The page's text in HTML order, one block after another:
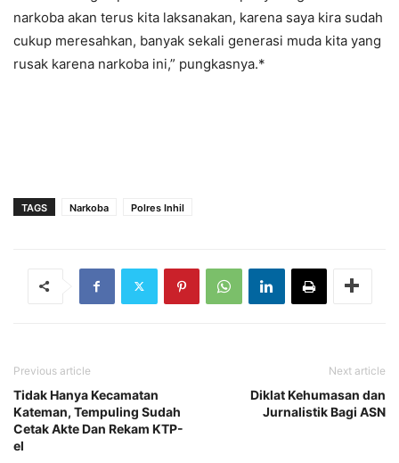
narkoba akan terus kita laksanakan, karena saya kira sudah
cukup meresahkan, banyak sekali generasi muda kita yang
rusak karena narkoba ini,” pungkasnya.*
TAGS Narkoba Polres Inhil
Previous article
Tidak Hanya Kecamatan
Kateman, Tempuling Sudah
Cetak Akte Dan Rekam KTP-
el
Next article
Diklat Kehumasan dan
Jurnalistik Bagi ASN